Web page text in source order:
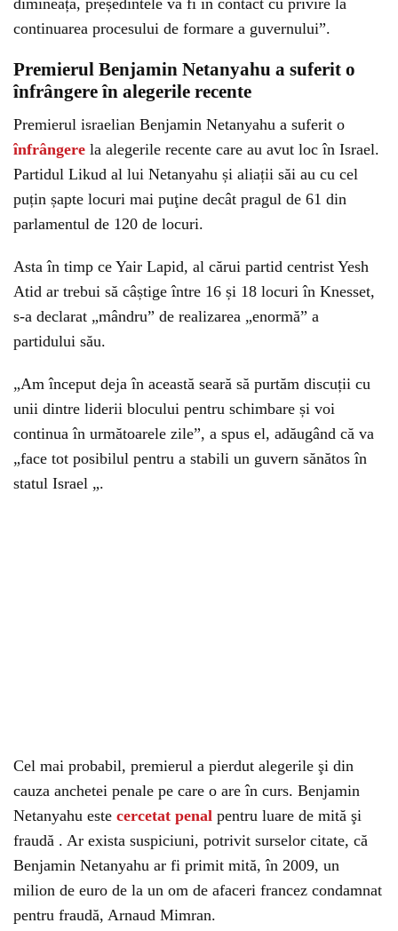
dimineață, președintele va fi în contact cu privire la
continuarea procesului de formare a guvernului”.
Premierul Benjamin Netanyahu a suferit o
înfrângere în alegerile recente
Premierul israelian Benjamin Netanyahu a suferit o
înfrângere la alegerile recente care au avut loc în Israel.
Partidul Likud al lui Netanyahu și aliații săi au cu cel
puțin șapte locuri mai puţine decât pragul de 61 din
parlamentul de 120 de locuri.
Asta în timp ce Yair Lapid, al cărui partid centrist Yesh
Atid ar trebui să câștige între 16 și 18 locuri în Knesset,
s-a declarat „mândru” de realizarea „enormă” a
partidului său.
„Am început deja în această seară să purtăm discuții cu
unii dintre liderii blocului pentru schimbare și voi
continua în următoarele zile”, a spus el, adăugând că va
„face tot posibilul pentru a stabili un guvern sănătos în
statul Israel „.
Cel mai probabil, premierul a pierdut alegerile şi din
cauza anchetei penale pe care o are în curs. Benjamin
Netanyahu este cercetat penal pentru luare de mită şi
fraudă . Ar exista suspiciuni, potrivit surselor citate, că
Benjamin Netanyahu ar fi primit mită, în 2009, un
milion de euro de la un om de afaceri francez condamnat
pentru fraudă, Arnaud Mimran.